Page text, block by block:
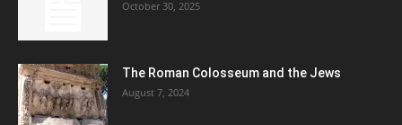
October 30, 2025
The Roman Colosseum and the Jews
August 7, 2024